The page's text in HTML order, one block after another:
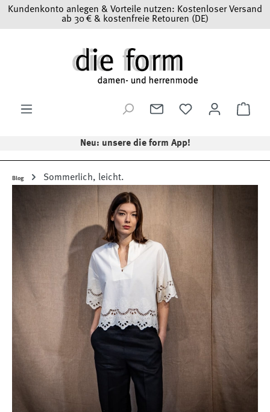
Zum Hauptinhalt springen
Kundenkonto anlegen & Vorteile nutzen: Kostenloser Versand
ab 30 € & kostenfreie Retouren (DE)
Neu: unsere die form App!
Blog Sommerlich, leicht.